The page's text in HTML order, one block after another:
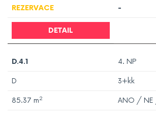
REZERVACE -
DETAIL
D.4.1 4. NP
D 3+kk
85.37 m2 ANO / NE